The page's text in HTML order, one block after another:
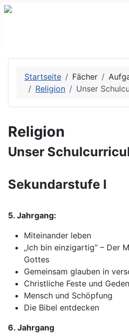
Startseite Fächer
Religion
Unser
Religion
Unser
Sekundarstufe I
5. Jahrgang:
Miteinander leben
„Ich bin einzigartig“ – Der
Gottes
Gemeinsam glauben in
Christliche Feste und
Mensch und Schöpfung
Die Bibel entdecken
6. Jahrgang